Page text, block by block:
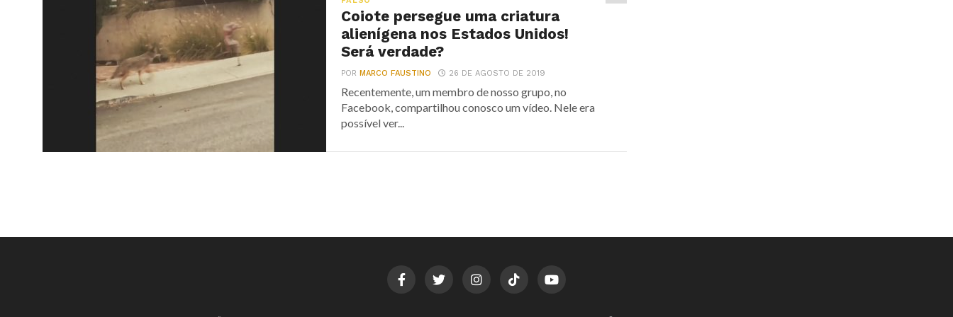
Coiote persegue uma criatura
alienígena nos Estados Unidos!
Será verdade?
PORMARCO FAUSTINO 26 DE AGOSTO DE 2019
Recentemente, um membro de nosso grupo, no
Facebook, compartilhou conosco um vídeo. Nele era
possível ver...